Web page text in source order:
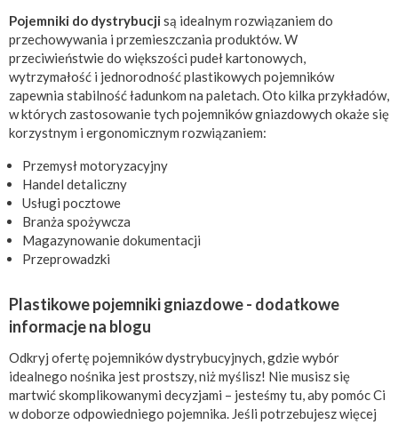
Pojemniki do dystrybucji są idealnym rozwiązaniem do
przechowywania i przemieszczania produktów. W
przeciwieństwie do większości pudeł kartonowych,
wytrzymałość i jednorodność plastikowych pojemników
zapewnia stabilność ładunkom na paletach. Oto kilka przykładów,
w których zastosowanie tych pojemników gniazdowych okaże się
korzystnym i ergonomicznym rozwiązaniem:
Przemysł motoryzacyjny
Handel detaliczny
Usługi pocztowe
Branża spożywcza
Magazynowanie dokumentacji
Przeprowadzki
Plastikowe pojemniki gniazdowe - dodatkowe
informacje na blogu
Odkryj ofertę pojemników dystrybucyjnych, gdzie wybór
idealnego nośnika jest prostszy, niż myślisz! Nie musisz się
martwić skomplikowanymi decyzjami – jesteśmy tu, aby pomóc Ci
w doborze odpowiedniego pojemnika. Jeśli potrzebujesz więcej